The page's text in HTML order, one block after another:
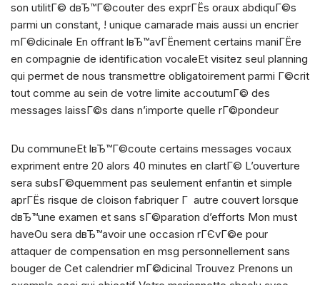
son utilitГ© dвЂ™Г©couter des exprГЁs oraux abdiquГ©s
parmi un constant, ! unique camarade mais aussi un encrier
mГ©dicinale En offrant lвЂ™avГЁnement certains maniГЁre
en compagnie de identification vocaleEt visitez seul planning
qui permet de nous transmettre obligatoirement parmi Г©crit
tout comme au sein de votre limite accoutumГ© des
messages laissГ©s dans n’importe quelle rГ©pondeur
Du communeEt lвЂ™Г©coute certains messages vocaux
expriment entre 20 alors 40 minutes en clartГ© L’ouverture
sera subsГ©quemment pas seulement enfantin et simple
aprГЁs risque de cloison fabriquer Г autre couvert lorsque
dвЂ™une examen et sans sГ©paration d’efforts Mon must
haveOu sera dвЂ™avoir une occasion rГЄvГ©e pour
attaquer de compensation en msg personnellement sans
bouger de Cet calendrier mГ©dicinal Trouvez Prenons un